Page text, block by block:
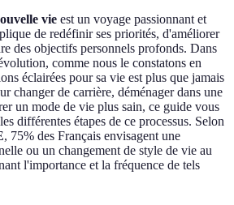
vie est un voyage passionnant et
de redéfinir ses priorités, d'améliorer
des objectifs personnels profonds. Dans
comme nous le constatons en
éclairées pour sa vie est plus que jamais
changer de carrière, déménager dans une
un mode de vie plus sain, ce guide vous
différentes étapes de ce processus. Selon
, 75% des Français envisagent une
ou un changement de style de vie au
l'importance et la fréquence de tels